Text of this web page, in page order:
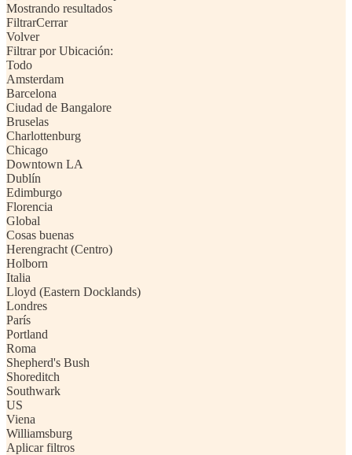
Mostrando resultados
FiltrarCerrar
Volver
Filtrar por Ubicación:
Todo
Amsterdam
Barcelona
Ciudad de Bangalore
Bruselas
Charlottenburg
Chicago
Downtown LA
Dublín
Edimburgo
Florencia
Global
Cosas buenas
Herengracht (Centro)
Holborn
Italia
Lloyd (Eastern Docklands)
Londres
París
Portland
Roma
Shepherd's Bush
Shoreditch
Southwark
US
Viena
Williamsburg
Aplicar filtros